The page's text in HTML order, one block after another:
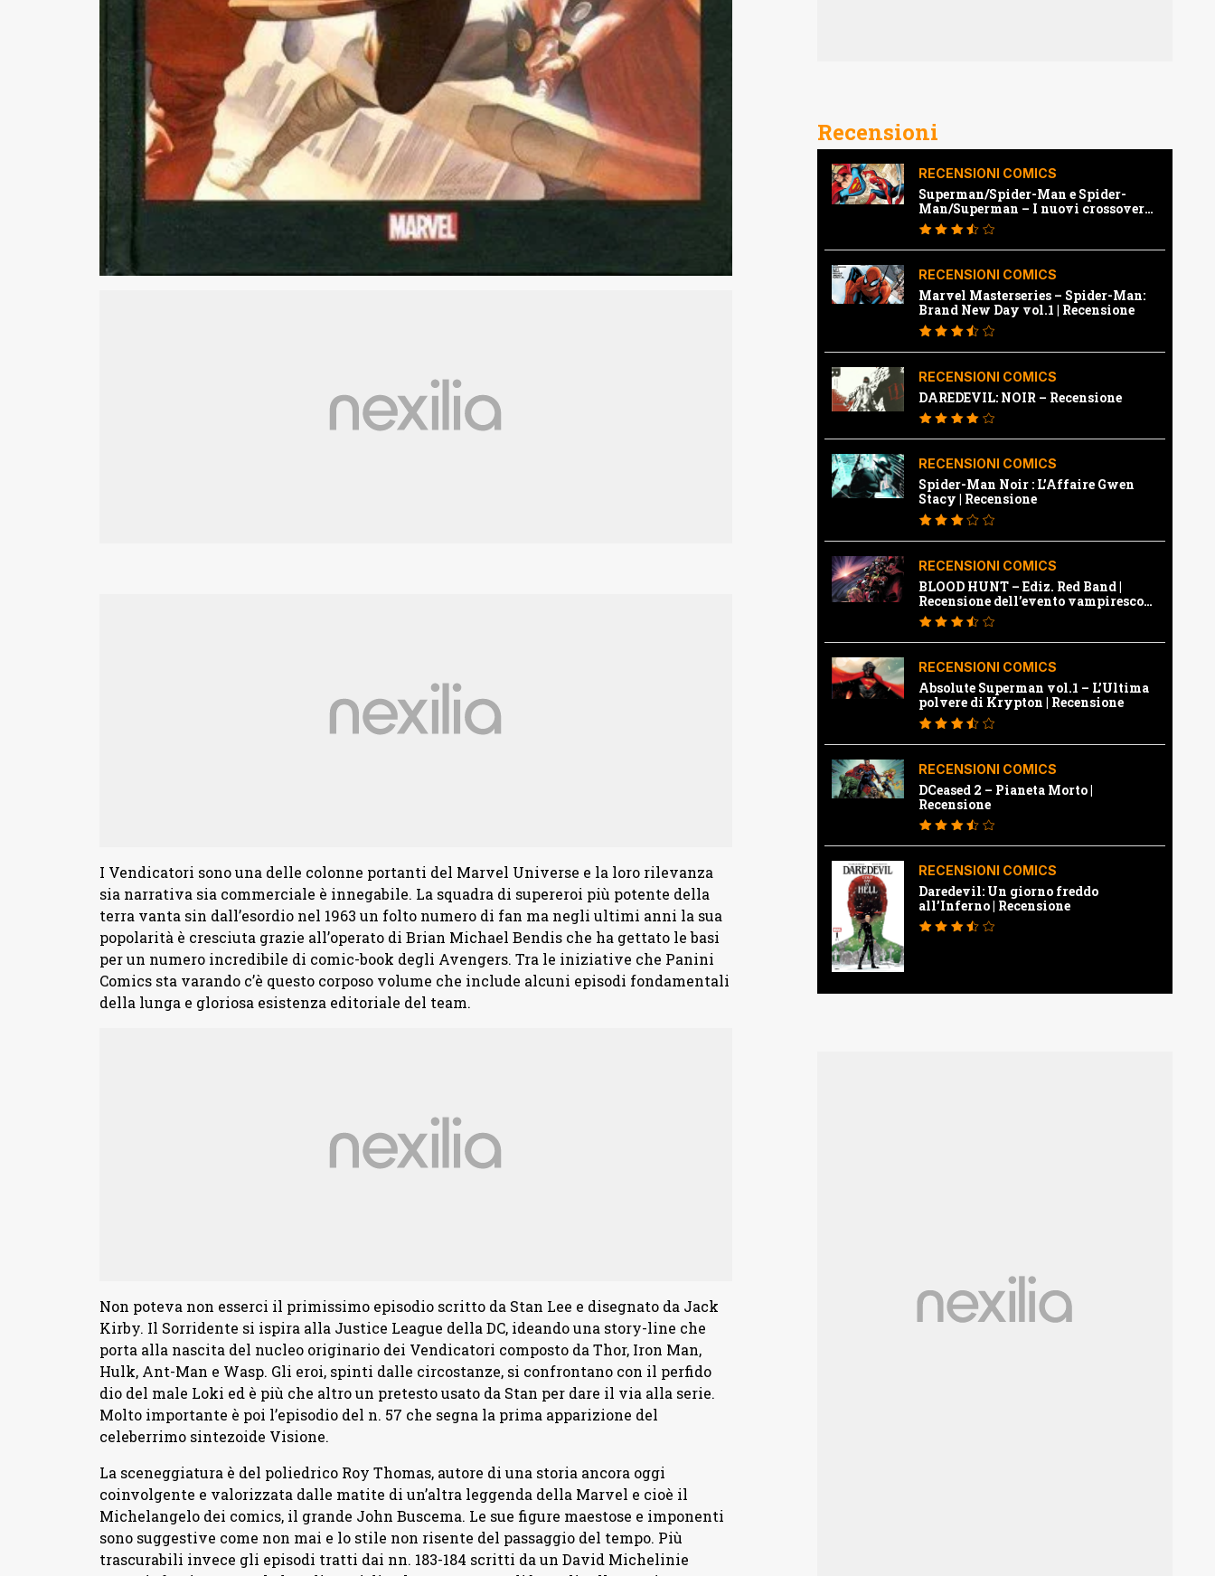
I Vendicatori sono una delle colonne portanti del Marvel Universe e la loro rilevanza
sia narrativa sia commerciale è innegabile. La squadra di supereroi più potente della
terra vanta sin dall’esordio nel 1963 un folto numero di fan ma negli ultimi anni la sua
popolarità è cresciuta grazie all’operato di Brian Michael Bendis che ha gettato le basi
per un numero incredibile di comic-book degli Avengers. Tra le iniziative che Panini
Comics sta varando c’è questo corposo volume che include alcuni episodi fondamentali
della lunga e gloriosa esistenza editoriale del team.
Non poteva non esserci il primissimo episodio scritto da Stan Lee e disegnato da Jack
Kirby. Il Sorridente si ispira alla Justice League della DC, ideando una story-line che
porta alla nascita del nucleo originario dei Vendicatori composto da Thor, Iron Man,
Hulk, Ant-Man e Wasp. Gli eroi, spinti dalle circostanze, si confrontano con il perfido
dio del male Loki ed è più che altro un pretesto usato da Stan per dare il via alla serie.
Molto importante è poi l’episodio del n. 57 che segna la prima apparizione del
celeberrimo sintezoide Visione.
La sceneggiatura è del poliedrico Roy Thomas, autore di una storia ancora oggi
coinvolgente e valorizzata dalle matite di un’altra leggenda della Marvel e cioè il
Michelangelo dei comics, il grande John Buscema. Le sue figure maestose e imponenti
sono suggestive come non mai e lo stile non risente del passaggio del tempo. Più
trascurabili invece gli episodi tratti dai nn. 183-184 scritti da un David Michelinie
Recensioni
RECENSIONI COMICS
Superman/Spider-Man e Spider-
Man/Superman – I nuovi crossover
Marvel e Dc | Recensione
RECENSIONI COMICS
Marvel Masterseries – Spider-Man:
Brand New Day vol.1 | Recensione
RECENSIONI COMICS
DAREDEVIL: NOIR – Recensione
RECENSIONI COMICS
Spider-Man Noir : L’Affaire Gwen
Stacy | Recensione
RECENSIONI COMICS
BLOOD HUNT – Ediz. Red Band |
Recensione dell’evento vampiresco
della Marvel
RECENSIONI COMICS
Absolute Superman vol.1 – L’Ultima
polvere di Krypton | Recensione
RECENSIONI COMICS
DCeased 2 – Pianeta Morto |
Recensione
RECENSIONI COMICS
Daredevil: Un giorno freddo
all’Inferno | Recensione